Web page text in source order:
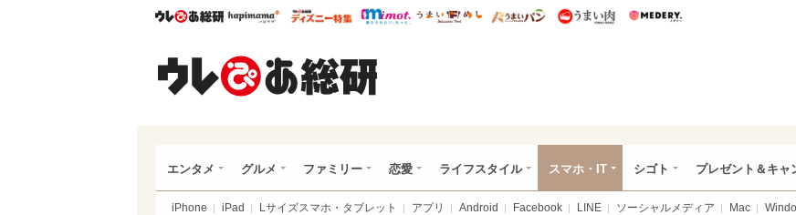
ウレぴあ総研ハピママ* ウレぴあ総研 ディズニー特集
mimot. うまいめし うまいパン うまい肉
エンタメ グルメ ファミリー 恋愛 ライフスタイル スマホ・IT シゴト プレゼント＆キャ
iPhone iPad Lサイズスマホ・タブレット アプリ Android Facebook LINE ソーシャルメディア Mac